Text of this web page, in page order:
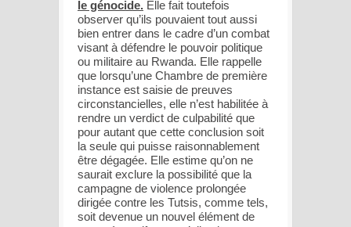
le génocide. Elle fait toutefois
observer qu’ils pouvaient tout aussi
bien entrer dans le cadre d’un combat
visant à défendre le pouvoir politique
ou militaire au Rwanda. Elle rappelle
que lorsqu’une Chambre de première
instance est saisie de preuves
circonstancielles, elle n’est habilitée à
rendre un verdict de culpabilité que
pour autant que cette conclusion soit
la seule qui puisse raisonnablement
être dégagée. Elle estime qu’on ne
saurait exclure la possibilité que la
campagne de violence prolongée
dirigée contre les Tutsis, comme tels,
soit devenue un nouvel élément de